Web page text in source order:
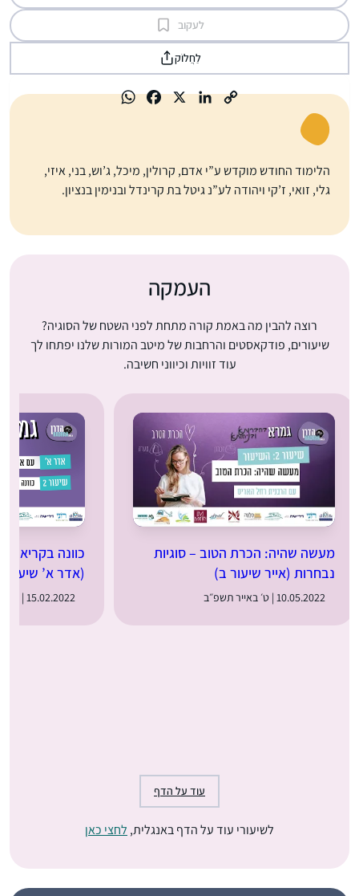
לעקוב
לַחֲלוֹק
הלימוד החודש מוקדש ע”י אדם, קרולין, מיכל, ג’וש, בני, איזי,
גלי, זואי, ז’קי ויהודה לע”נ גיטל בת קרינדל ובנימין בנציון.
העמקה
רוצה להבין מה באמת קורה מתחת לפני השטח של הסוגיה?
שיעורים, פודקאסטים והרחבות של מיטב המורות שלנו יפתחו לך
עוד זוויות וכיווני חשיבה.
מעשה שהיה: הכרת הטוב – סוגיות
נבחרות (אייר שיעור ב)
10.05.2022 | ט׳ באייר תשפ״ב
כוונה בקריאת
(אדר א’ שיעור 2)
15.02.2022 | י״ד באדר א׳ תשפ״ב
עוד על הדף
לשיעורי עוד על הדף באנגלית, לחצי כאן